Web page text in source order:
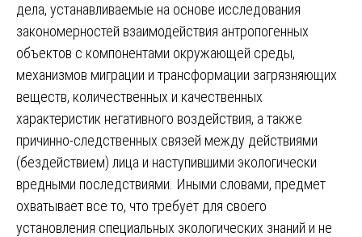
дела, устанавливаемые на основе исследования
закономерностей взаимодействия антропогенных
объектов с компонентами окружающей среды,
механизмов миграции и трансформации загрязняющих
веществ, количественных и качественных
характеристик негативного воздействия, а также
причинно-следственных связей между действиями
(бездействием) лица и наступившими экологически
вредными последствиями. Иными словами, предмет
охватывает все то, что требует для своего
установления специальных экологических знаний и не